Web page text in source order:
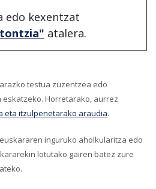
edo kexentzat
atalera.
testua zuzentzea edo
Horretarako, aurrez
eta itzulpenetarako araudia.
inguruko aholkularitza edo
lotutako gairen batez zure